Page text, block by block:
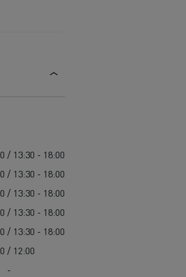
/ 13:30 - 18:00
/ 13:30 - 18:00
/ 13:30 - 18:00
/ 13:30 - 18:00
/ 13:30 - 18:00
/ 12:00
-